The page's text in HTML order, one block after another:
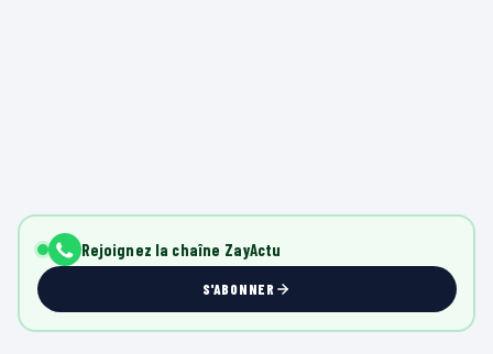
Rejoignez la chaîne ZayActu
S'ABONNER